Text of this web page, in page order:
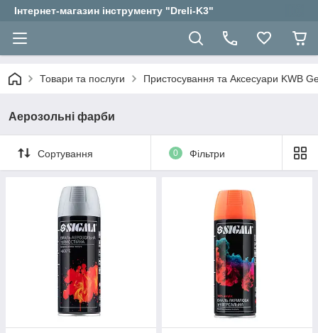
Інтернет-магазин інструменту "Dreli-K3"
Товари та послуги Пристосування та Аксесуари KWB
Аерозольні фарби
Сортування 0 Фільтри